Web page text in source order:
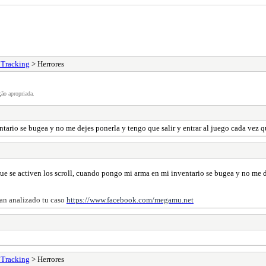
Tracking > Herrores
apropriada.
se bugea y no me dejes ponerla y tengo que salir y entrar al juego cada vez
se activen los scroll, cuando pongo mi arma en mi inventario se bugea y no me
analizado tu caso https://www.facebook.com/megamu.net
Tracking > Herrores